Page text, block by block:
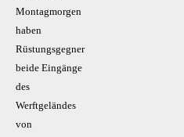
Montagmorgen
haben
Rüstungsgegner
beide Eingänge
des
Werftgeländes
von